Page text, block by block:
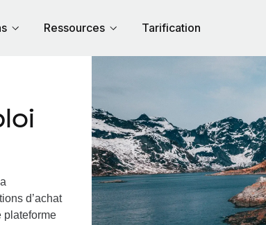
Ressources Tarification
d’achat
plateforme